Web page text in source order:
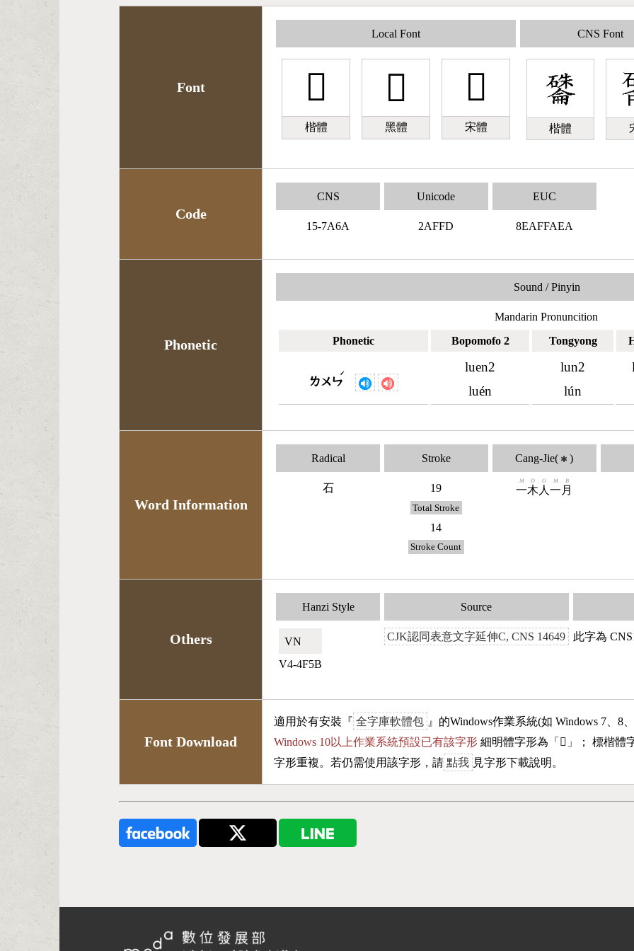
Font
Local Font
𪿽
楷體
𪿽
黑體
𪿽
宋體
CNS Font
楷體
Code
CNS
15-7A6A
Unicode
2AFFD
EUC
8EAFFAEA
Phonetic
Sound / Pinyin
Mandarin Pronuncition
Phonetic
Bopomofo 2 Tongyong
ㄌㄨㄣ
ˊ
luen2
luén
lun2
lún
Word Information
Radical
石
Stroke
19
Total Stroke
14
Stroke Count
Cang-Jie( ✱ )
一
M
木
D
人
O
一
M
月
B
Others
Hanzi Style
VN🇻🇳
V4-4F5B
Source
CJK認同表意文字延伸C, CNS 14649 此字為
Font Download
適用於有安裝『 全字庫軟體包 』的Windows作業系統(如 Windows 7、8
Windows 10以上作業系統預設已有該字形 細明體字形為「 𪿽 」； 標楷體
字形重複。若仍需使用該字形，請 點我 見字形下載說明。